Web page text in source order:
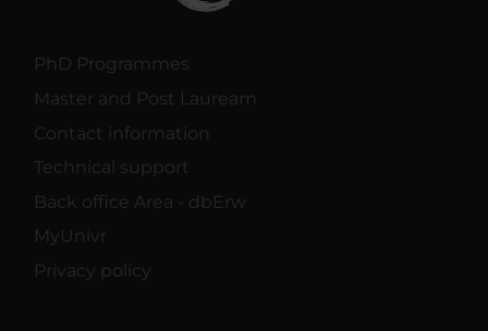
PhD Programmes
Master and Post Lauream
Contact information
Technical support
Back office Area - dbErw
MyUnivr
Privacy policy